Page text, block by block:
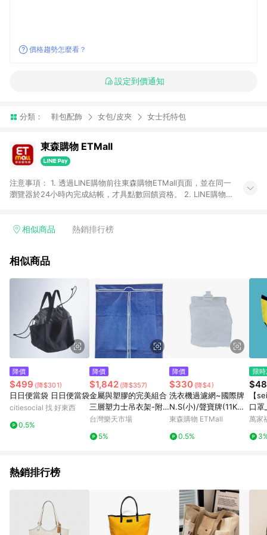
價格趨勢怎麼看？
設定到價通知
分類： 鞋包配飾 女包/皮夾 女士托特包
東森購物 ETMall
注意事項： 1. 透過LINE購物前往東森購物ETMall頁面，並在同一
瀏覽器於24小時內完成結帳，才具點數回饋資格。 2. LINE購物
單，皆不在點數回饋範圍內。 3. 如購買以下類別商品，將無法獲
球嚴選、商城、專案商品、「草莓網」全館商品。 4. 如取消訂
回饋。 5. 點數回饋會扣除所有折扣優惠後之最終發票金額計算，
實際回饋請依LINE購物通知為主。 6. 訂單如有使用東森購物
ETMall站內之折扣優惠(包含但不限於東森幣、樂透金、東森現金
券等)，不具點數回饋資格。詳細請依東森購物ETMall之結帳頁面
顯示為準。 7. LINE購物設有「單一商品最高回饋點數」機制(特
殊活動時開放「回饋無上限」)，以同一訂單中同一商品不論件數
計算，並依訂單成立時間當下LINE購物所設定的回饋機制為準。
如顯示之商品規格、顏色、價位、贈品與東森購物ETMall銷售網
頁不符，以銷售網頁標示為準。 9. 若有贈點爭議，請務必於訂單
日期+180天以內至LINE購物客服洽詢；若超過180天(含)以上進
行申訴，恕無法贈點回饋。 10. 部分點數紅包僅限指定商品使
用，或不適用於無回饋商品。各點數紅包之適用商品與使用條件
請依點數紅包頁面規則為準。
相似商品 熱銷排行榜
相似商品
降價
$499 (降$301)
日日便當袋 日日便當袋
citiesocial 找 好東西
0.5%
降價
$1,842 (降$357)
金屬與塑膠的完美組合
三層塑力士吊衣架-附
布套90x45x180cm
台灣樂天市場
5%
降價
$330 (降$4)
洗衣機過濾網~國際牌
N.S(小)/聲寶牌(11KG)
洗衣機棉絮濾網1組3個
東森購物 ETMall
0.5%
限
【
口罩
色 /
萬家
熱銷排行榜